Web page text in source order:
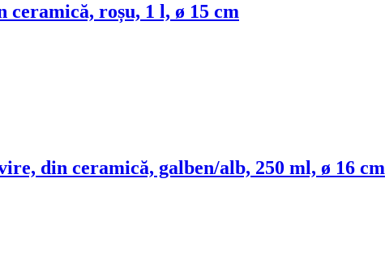
ceramică, roșu, 1 l, ø 15 cm
din ceramică, galben/alb, 250 ml, ø 16 cm